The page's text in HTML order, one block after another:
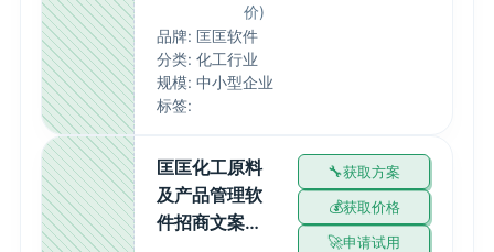
价)
品牌: 匡匡软件
分类: 化工行业
规模: 中小型企业
标签:
匡匡化工原料
及产品管理软
件招商文案…
获取方案
获取价格
申请试用